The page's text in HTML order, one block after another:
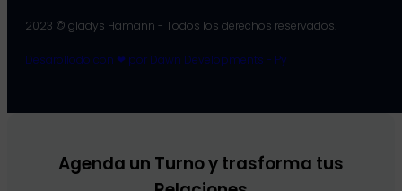
2023 © gladys Hamann - Todos los derechos reservados.
Desarollodo con ❤ por Dawn Developments - Py
Agenda un Turno y trasforma tus